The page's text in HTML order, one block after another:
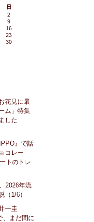
日
2
9
16
23
30
花見に最
ム」特集
した
』で話
コレー
トのトレ
2026年流
（1/6）
一圭
、まだ間に